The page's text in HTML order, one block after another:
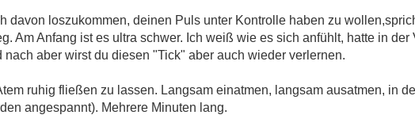
davon loszukommen, deinen Puls unter Kontrolle haben zu
Am Anfang ist es ultra schwer. Ich weiß wie es sich anfühlt, hatte in
aber wirst du diesen "Tick" aber auch wieder verlernen.
ruhig fließen zu lassen. Langsam einatmen, langsam ausatmen, in
angespannt). Mehrere Minuten lang.